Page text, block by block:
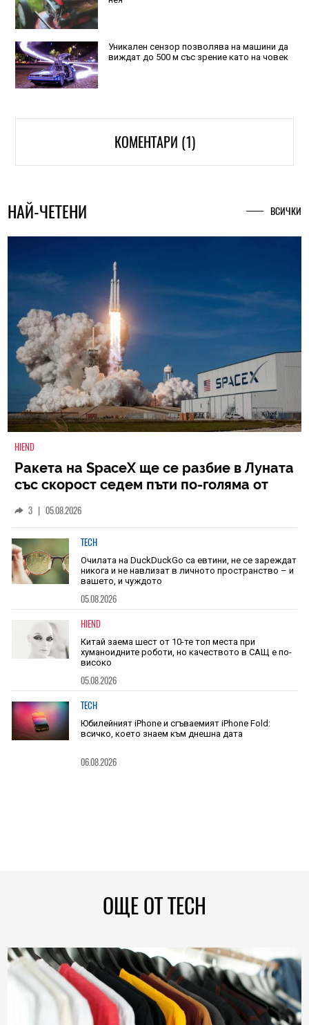
Уникален сензор позволява на машини да
виждат до 500 м със зрение като на човек
КОМЕНТАРИ (1)
НАЙ-ЧЕТЕНИ ВСИЧКИ
HIEND
Ракета на SpaceX ще се разбие в Луната
със скорост седем пъти по-голяма от
3 | 05.08.2026
TECH
Очилата на DuckDuckGo са евтини, не се зареждат
никога и не навлизат в личното пространство – и
вашето, и чуждото
05.08.2026
HIEND
Китай заема шест от 10-те топ места при
хуманоидните роботи, но качеството в САЩ е по-
високо
05.08.2026
TECH
Юбилейният iPhone и сгъваемият iPhone Fold:
всичко, което знаем към днешна дата
06.08.2026
ОЩЕ ОТ TECH